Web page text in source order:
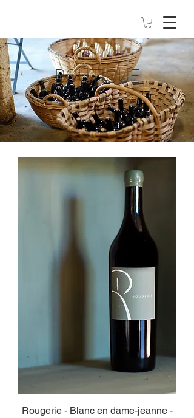
BOUTIQUE
Rougerie - Blanc en dame-jeanne -